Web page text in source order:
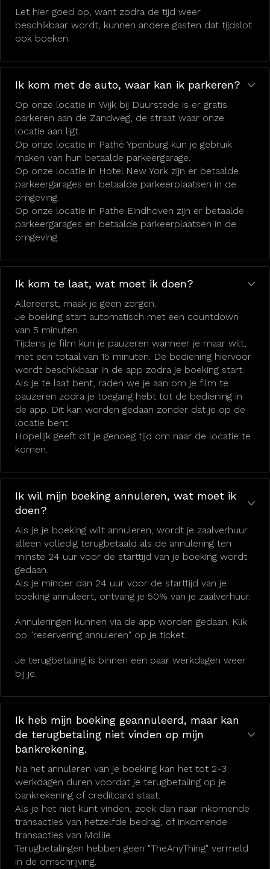
Let hier goed op, want zodra de tijd weer
beschikbaar wordt, kunnen andere gasten dat tijdslot
ook boeken.
Ik kom met de auto, waar kan ik parkeren?
Op onze locatie in Wijk bij Duurstede is er gratis
parkeren aan de Zandweg, de straat waar onze
locatie aan ligt.
Op onze locatie in Pathé Ypenburg kun je gebruik
maken van hun betaalde parkeergarage.
Op onze locatie in Hotel New York zijn er betaalde
parkeergarages en betaalde parkeerplaatsen in de
omgeving.
Op onze locatie in Pathe Eindhoven zijn er betaalde
parkeergarages en betaalde parkeerplaatsen in de
omgeving.
Ik kom te laat, wat moet ik doen?
Allereerst, maak je geen zorgen.
Je boeking start automatisch met een countdown
van 5 minuten.
Tijdens je film kun je pauzeren wanneer je maar wilt,
met een totaal van 15 minuten. De bediening hiervoor
wordt beschikbaar in de app zodra je boeking start.
Als je te laat bent, raden we je aan om je film te
pauzeren zodra je toegang hebt tot de bediening in
de app. Dit kan worden gedaan zonder dat je op de
locatie bent.
Hopelijk geeft dit je genoeg tijd om naar de locatie te
komen.
Ik wil mijn boeking annuleren, wat moet ik
doen?
Als je je boeking wilt annuleren, wordt je zaalverhuur
alleen volledig terugbetaald als de annulering ten
minste 24 uur voor de starttijd van je boeking wordt
gedaan.
Als je minder dan 24 uur voor de starttijd van je
boeking annuleert, ontvang je 50% van je zaalverhuur.
Annuleringen kunnen via de app worden gedaan. Klik
op "reservering annuleren" op je ticket.
Je terugbetaling is binnen een paar werkdagen weer
bij je.
Ik heb mijn boeking geannuleerd, maar kan
de terugbetaling niet vinden op mijn
bankrekening.
Na het annuleren van je boeking kan het tot 2-3
werkdagen duren voordat je terugbetaling op je
bankrekening of creditcard staat.
Als je het niet kunt vinden, zoek dan naar inkomende
transacties van hetzelfde bedrag, of inkomende
transacties van Mollie.
Terugbetalingen hebben geen "TheAnyThing" vermeld
in de omschrijving.